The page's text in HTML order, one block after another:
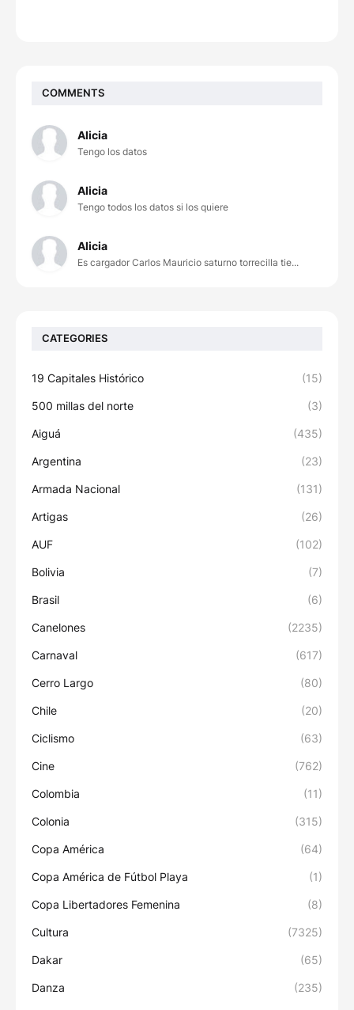
COMMENTS
Alicia
Tengo los datos
Alicia
Tengo todos los datos si los quiere
Alicia
Es cargador Carlos Mauricio saturno torrecilla tie...
CATEGORIES
19 Capitales Histórico (15)
500 millas del norte (3)
Aiguá (435)
Argentina (23)
Armada Nacional (131)
Artigas (26)
AUF (102)
Bolivia (7)
Brasil (6)
Canelones (2235)
Carnaval (617)
Cerro Largo (80)
Chile (20)
Ciclismo (63)
Cine (762)
Colombia (11)
Colonia (315)
Copa América (64)
Copa América de Fútbol Playa (1)
Copa Libertadores Femenina (8)
Cultura (7325)
Dakar (65)
Danza (235)